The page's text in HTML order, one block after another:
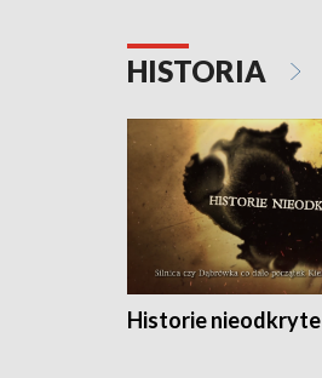
HISTORIA
Historie nieodkryte